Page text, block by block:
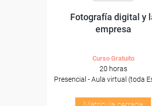
Fotografía digital y
empresa
Curso Gratuito
20 horas
Presencial - Aula virtual (toda